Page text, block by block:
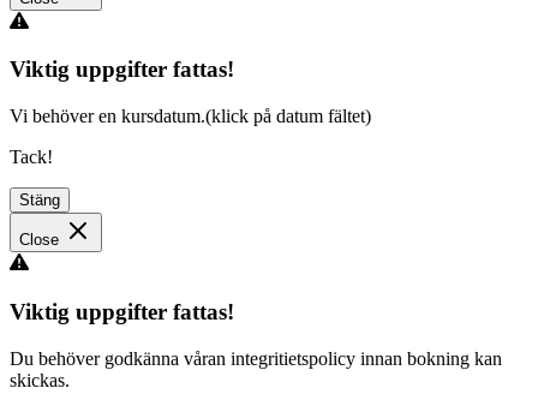
Viktig uppgifter fattas!
Vi behöver en kursdatum.(klick på datum fältet)
Tack!
Stäng
Close
Viktig uppgifter fattas!
Du behöver godkänna våran integritietspolicy innan bokning kan
skickas.